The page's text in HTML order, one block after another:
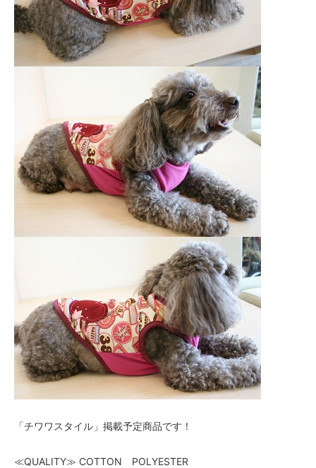
「チワワスタイル」掲載予定商品です！
≪QUALITY≫ COTTON POLYESTER